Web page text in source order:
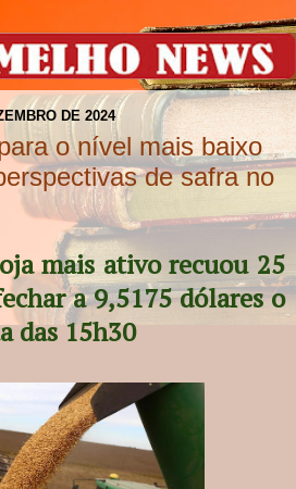
DE 2024
o nível mais baixo
de safra no
mais ativo recuou 25
a 9,5175 dólares o
das 15h30